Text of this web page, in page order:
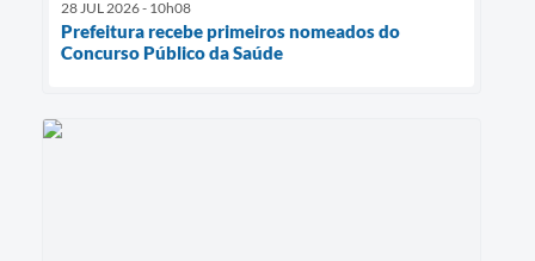
28 JUL 2026 - 10h08
Prefeitura recebe primeiros nomeados do
Concurso Público da Saúde